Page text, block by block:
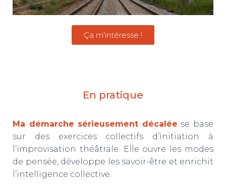
Ça m'intéresse !
En pratique
Ma démarche sérieusement décalée se base
sur des exercices collectifs d’initiation à
l’improvisation théâtrale. Elle ouvre les modes
de pensée, développe les savoir-être et enrichit
l’intelligence collective.